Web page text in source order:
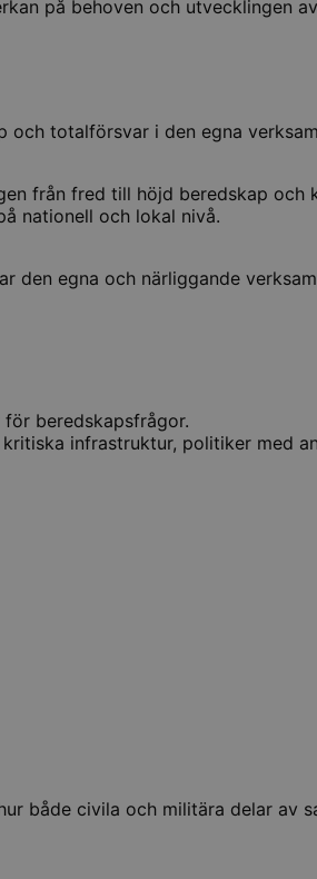
på behoven och utvecklingen
och totalförsvar i den egna
från fred till höjd beredskap och
nationell och lokal nivå.
egna och närliggande
beredskapsfrågor.
infrastruktur, politiker med
både civila och militära delar av